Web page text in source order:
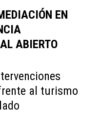
EN
ABIERTO
al turismo